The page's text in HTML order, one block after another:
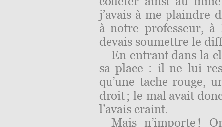
j’avais à me plaindre
à notre professeur,
devais soumettre le
En entrant dans la
sa place : il ne lui
qu’une tache rouge,
droit ; le mal avait
l’avais craint.
Mais n’importe !